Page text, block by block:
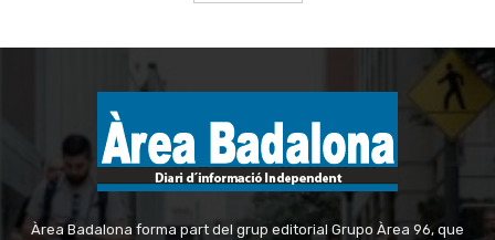
Àrea Badalona forma part del grup editorial Grupo Àrea 96, que